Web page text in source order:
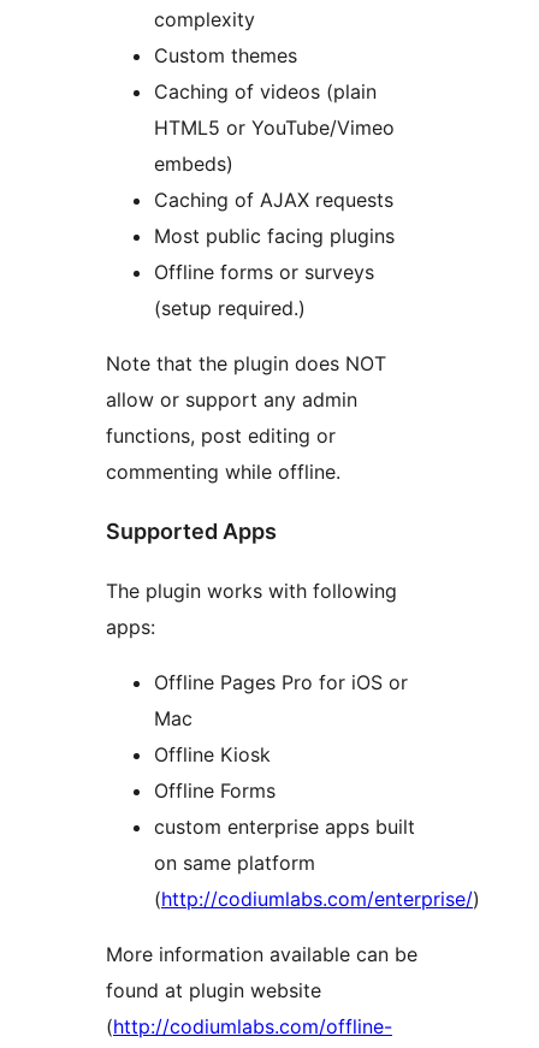
complexity
Custom themes
Caching of videos (plain
HTML5 or YouTube/Vimeo
embeds)
Caching of AJAX requests
Most public facing plugins
Offline forms or surveys
(setup required.)
Note that the plugin does NOT
allow or support any admin
functions, post editing or
commenting while offline.
Supported Apps
The plugin works with following
apps:
Offline Pages Pro for iOS or
Mac
Offline Kiosk
Offline Forms
custom enterprise apps built
on same platform
(http://codiumlabs.com/enterprise/)
More information available can be
found at plugin website
(http://codiumlabs.com/offline-